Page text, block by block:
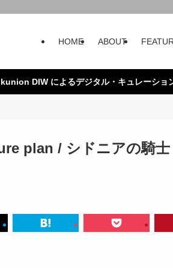
HOME ABOUT
DIW によるデジタル・キュレーショ
plan / シドニアの騎